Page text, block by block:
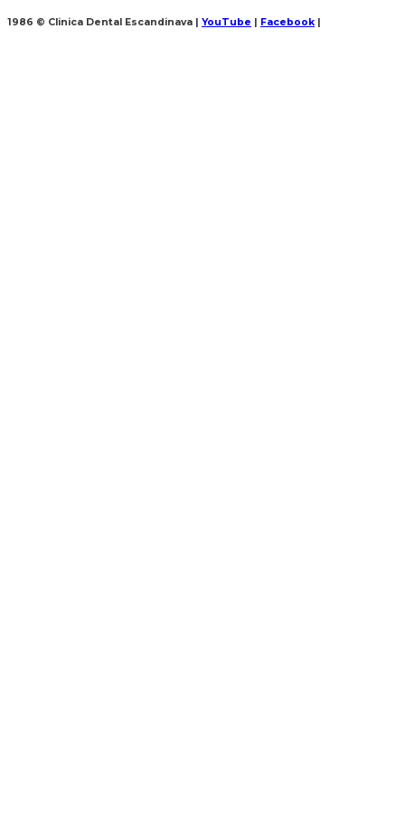
1986 © Clinica Dental Escandinava YouTube Facebook